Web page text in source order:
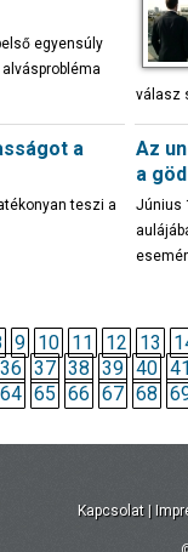
egyensúly
válasz
a
teszi a
Az
a
Június
9 10 11 12 13
36 37 38 39 40
64 65 66 67 68
Kapcsolat |